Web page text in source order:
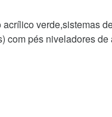
verde,sistemas
com pés niveladores de